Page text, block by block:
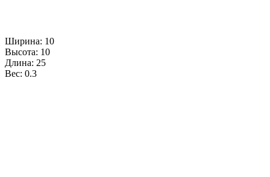
Ширина: 10
Высота: 10
Длина: 25
Вес: 0.3